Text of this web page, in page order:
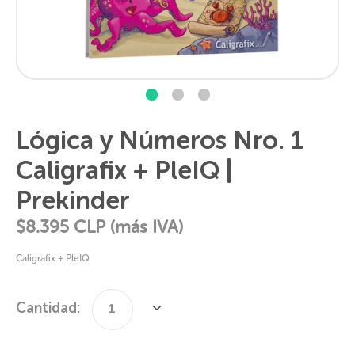
Lógica y Números Nro. 1
Caligrafix + PleIQ |
Prekinder
$8.395 CLP (más IVA)
Caligrafix + PleIQ
Cantidad: Cantidad
1